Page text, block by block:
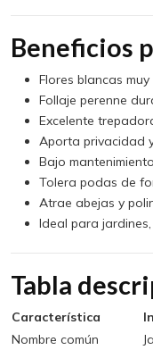
Beneficios
Flores blancas
Follaje perenne
Excelente
Aporta privacidad
Bajo
Tolera podas de
Atrae abejas y
Ideal para
Tabla
Característica
Nombre común